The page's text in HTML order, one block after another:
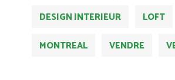
DESIGN INTERIEUR
LOFT
MONTREAL
VENDRE